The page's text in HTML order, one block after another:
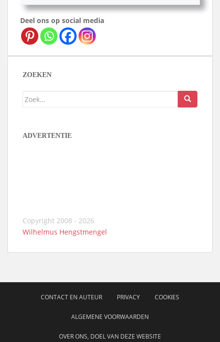
Deel ons op social media
ZOEKEN
Zoek
ADVERTENTIE
Copyright 2008 - 2026
Wilhelmus Hengstmengel
CONTACT EN AUTEUR PRIVACY COOKIES
ALGEMENE VOORWAARDEN
OVER ONS, DOEL VAN DEZE WEBSITE